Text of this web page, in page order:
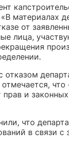
материалах
от
лица,
отказом
что
и
что
в связи с